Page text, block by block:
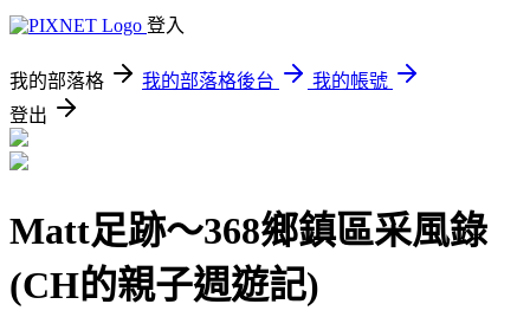
登入
我的部落格 我的部落格後台
我的帳號
登出
Matt足跡～368鄉鎮區采風錄
(CH的親子週遊記)